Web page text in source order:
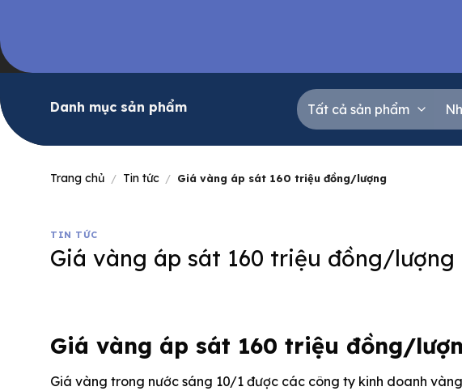
content
Danh mục sản phẩm
kiếm:
Trang chủ / Tin tức / Giá vàng áp sát 160 triệu đồng/lượng
TIN TỨC
Giá vàng áp sát 160 triệu đồng/lượng
Giá vàng áp sát 160 triệu đồng/
Giá vàng trong nước sáng 10/1 được các công ty kinh doanh